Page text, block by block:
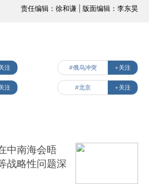
责任编辑：徐和谦 | 版面编辑：李东昊
注 #俄乌冲突 +关注
注 #北京 +关注
中南海会晤
战略性问题深